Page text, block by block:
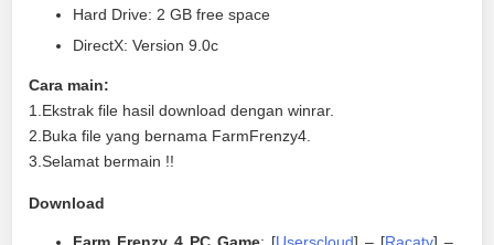
Hard Drive: 2 GB free space
DirectX: Version 9.0c
Cara main:
1.Ekstrak file hasil download dengan winrar.
2.Buka file yang bernama FarmFrenzy4.
3.Selamat bermain !!
Download